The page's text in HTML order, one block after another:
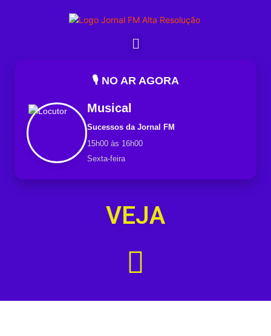
🎙️ NO AR AGORA
Musical
Sucessos da Jornal FM
15h00 às 16h00
Sexta-feira
VEJA